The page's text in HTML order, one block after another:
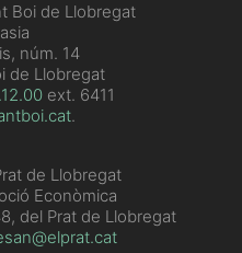
Boi de Llobregat
núm. 14
de Llobregat
ext. 6411
.
de Llobregat
Econòmica
del Prat de Llobregat